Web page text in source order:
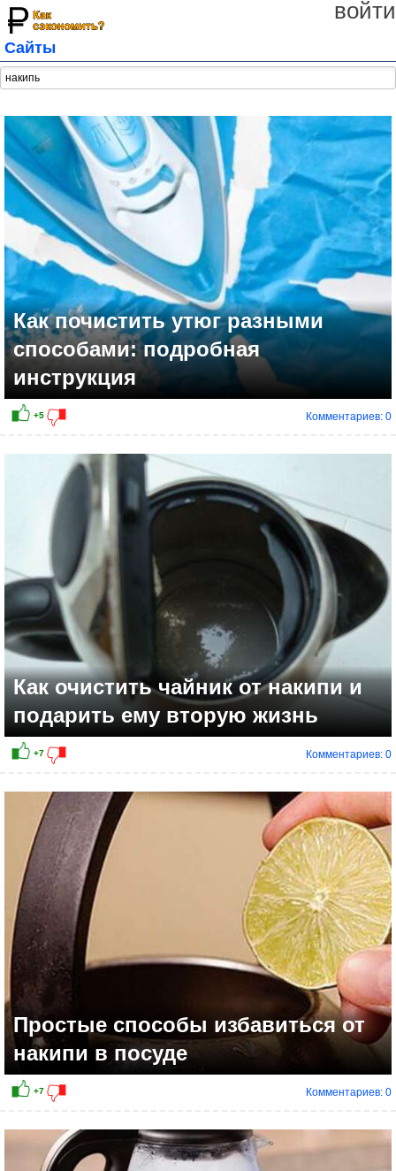
войти
Сайты
Как почистить утюг разными
способами: подробная
инструкция
+5
Комментариев: 0
Как очистить чайник от накипи и
подарить ему вторую жизнь
Комментариев: 0
Простые способы избавиться от
накипи в посуде
Комментариев: 0